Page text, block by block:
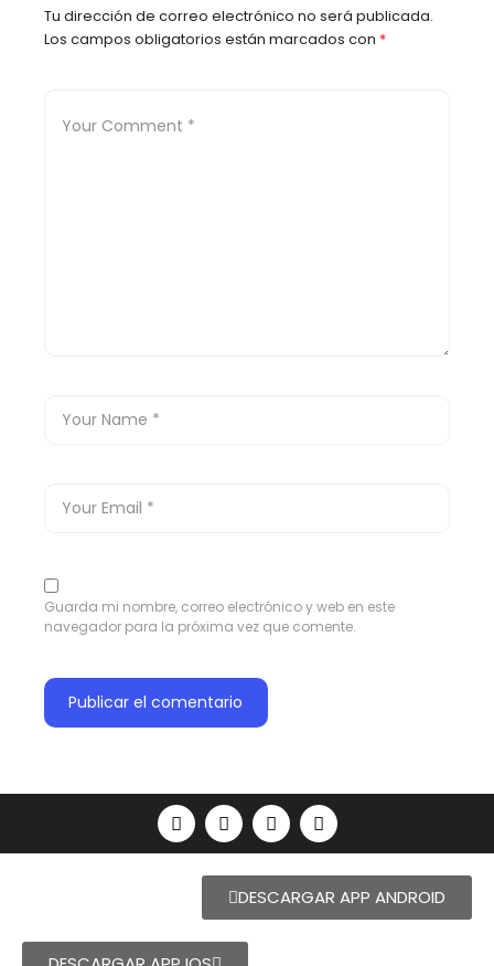
Tu dirección de correo electrónico no será publicada.
Los campos obligatorios están marcados con *
Guarda mi nombre, correo electrónico y web en este
navegador para la próxima vez que comente.
DESCARGAR APP ANDROID